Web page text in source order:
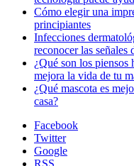
Cómo elegir una
principiantes
Infecciones
reconocer las señales
¿Qué son los piensos
mejora la vida de tu
¿Qué mascota es
casa?
Facebook
Twitter
Google
RSS